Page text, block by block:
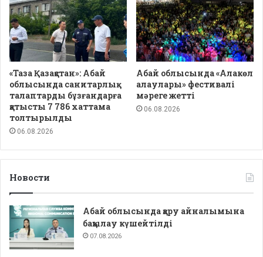
«Таза Қазақстан»: Абай
облысында санитарлық
талаптарды бұзғандарға
қатысты 7 786 хаттама
толтырылды
06.08.2026
Абай облысында «Алакөл
алаулары» фестивалі
мәреге жетті
06.08.2026
Новости
Абай облысында қару айналымына
бақылау күшейтілді
07.08.2026